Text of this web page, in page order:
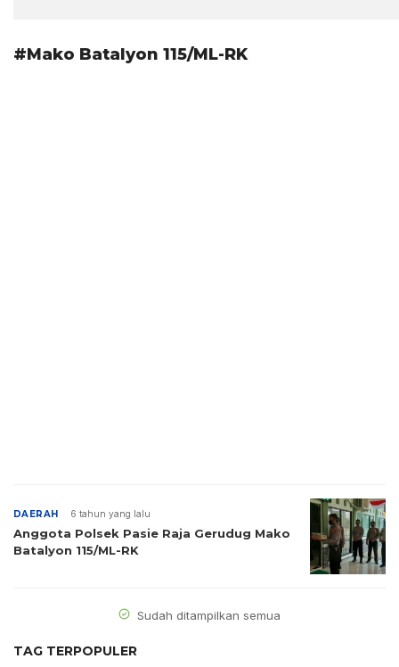
#Mako Batalyon 115/ML-RK
DAERAH 6 tahun yang lalu
Anggota Polsek Pasie Raja Gerudug Mako
Batalyon 115/ML-RK
Sudah ditampilkan semua
TAG TERPOPULER